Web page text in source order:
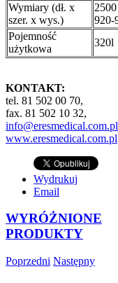
Wymiary (dł. x
szer. x wys.)
920-
Pojemność
użytkowa
320l
KONTAKT:
tel. 81 502 00 70,
fax. 81 502 10 32,
info@eresmedical.com.pl
www.eresmedical.com.pl
Wydrukuj
Email
WYRÓŻNIONE
PRODUKTY
Poprzedni Następny